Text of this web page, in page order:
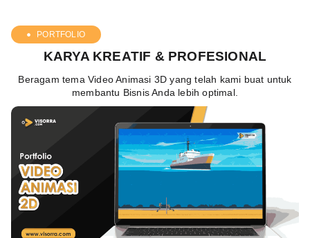
PORTFOLIO
KARYA KREATIF & PROFESIONAL
Beragam tema Video Animasi 3D yang telah kami buat untuk
membantu Bisnis Anda lebih optimal.